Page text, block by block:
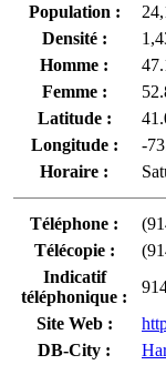
Population :
Densité :
Homme :
Femme :
Latitude :
Longitude :
-
Horaire :
Téléphone :
Télécopie :
Indicatif
téléphonique :
Site Web :
DB-City :